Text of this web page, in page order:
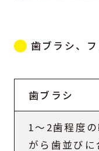
歯ブラシ、
歯ブラシ
1～2歯程度
がら歯並びに